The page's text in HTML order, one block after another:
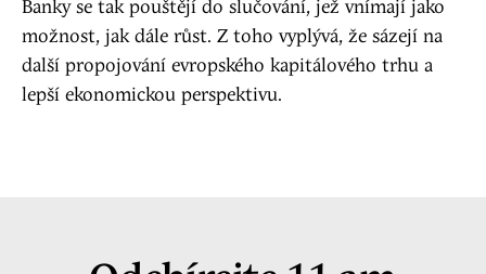
Banky se tak pouštějí do slučování, jež vnímají jako
možnost, jak dále růst. Z toho vyplývá, že sázejí na
další propojování evropského kapitálového trhu a
lepší ekonomickou perspektivu.